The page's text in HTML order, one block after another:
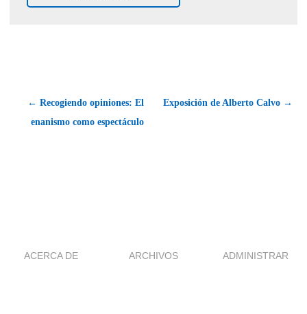
← Recogiendo opiniones: El
enanismo como espectáculo
Exposición de Alberto Calvo →
ACERCA DE ARCHIVOS ADMINISTRAR